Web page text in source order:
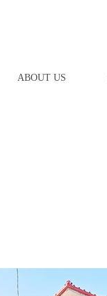
ABOUT US